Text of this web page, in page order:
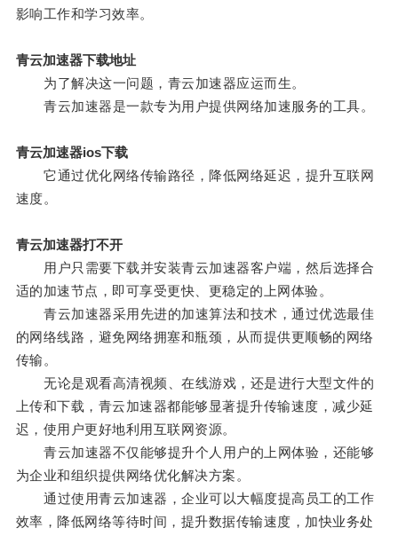
影响工作和学习效率。
青云加速器下载地址
为了解决这一问题，青云加速器应运而生。
青云加速器是一款专为用户提供网络加速服务的工具。
青云加速器ios下载
它通过优化网络传输路径，降低网络延迟，提升互联网
速度。
青云加速器打不开
用户只需要下载并安装青云加速器客户端，然后选择合
适的加速节点，即可享受更快、更稳定的上网体验。
青云加速器采用先进的加速算法和技术，通过优选最佳
的网络线路，避免网络拥塞和瓶颈，从而提供更顺畅的网络
传输。
无论是观看高清视频、在线游戏，还是进行大型文件的
上传和下载，青云加速器都能够显著提升传输速度，减少延
迟，使用户更好地利用互联网资源。
青云加速器不仅能够提升个人用户的上网体验，还能够
为企业和组织提供网络优化解决方案。
通过使用青云加速器，企业可以大幅度提高员工的工作
效率，降低网络等待时间，提升数据传输速度，加快业务处